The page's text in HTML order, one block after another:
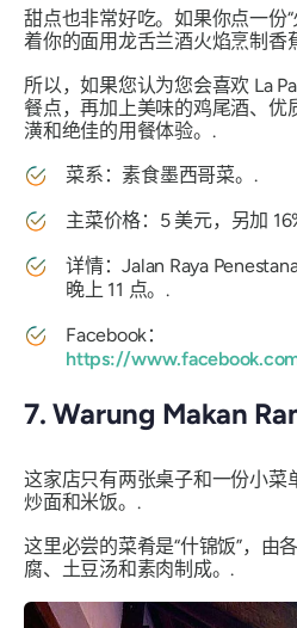
甜点也非常好吃。如果你点一份
着你的面用龙舌兰酒火焰烹制香
所以，如果您认为您会喜欢 La
餐点，再加上美味的鸡尾酒、优
潢和绝佳的用餐体验。.
菜系：素食墨西哥菜。.
主菜价格：5 美元，另加
详情：Jalan Raya
晚上 11 点。.
Facebook：
https://
7. Warung Makan
这家店只有两张桌子和一份小菜
炒面和米饭。.
这里必尝的菜肴是“什锦饭”，由
腐、土豆汤和素肉制成。.